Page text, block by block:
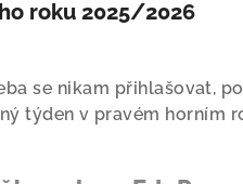
roku 2025/2026
se nikam přihlašovat,
týden v pravém horním